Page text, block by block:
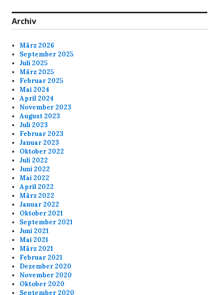
Archiv
März 2026
September 2025
Juli 2025
März 2025
Februar 2025
Mai 2024
April 2024
November 2023
August 2023
Juli 2023
Februar 2023
Januar 2023
Oktober 2022
Juli 2022
Juni 2022
Mai 2022
April 2022
März 2022
Januar 2022
Oktober 2021
September 2021
Juni 2021
Mai 2021
März 2021
Februar 2021
Dezember 2020
November 2020
Oktober 2020
September 2020